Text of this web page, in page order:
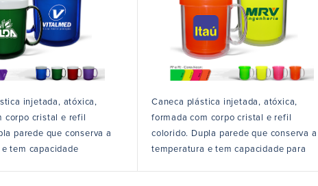
injetada, atóxica,
corpo cristal e refil
parede que conserva a
tem capacidade
Caneca plástica injetada, atóxica,
formada com corpo cristal e refil
colorido. Dupla parede que conserva a
temperatura e tem capacidade para